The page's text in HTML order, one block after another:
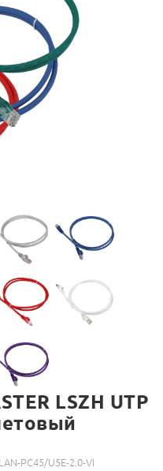
LSZH UTP
PC45/U5E-2.0-VI